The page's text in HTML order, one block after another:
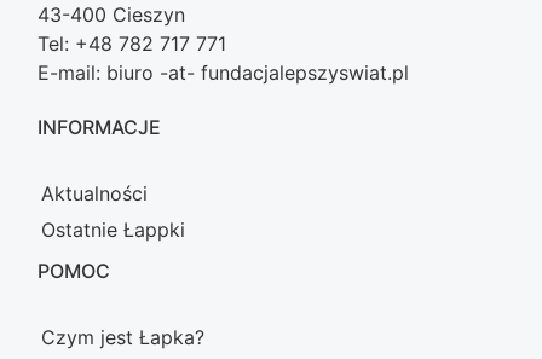
43-400 Cieszyn
Tel: +48 782 717 771
E-mail: biuro -at- fundacjalepszyswiat.pl
INFORMACJE
Aktualności
Ostatnie Łappki
POMOC
Czym jest Łapka?